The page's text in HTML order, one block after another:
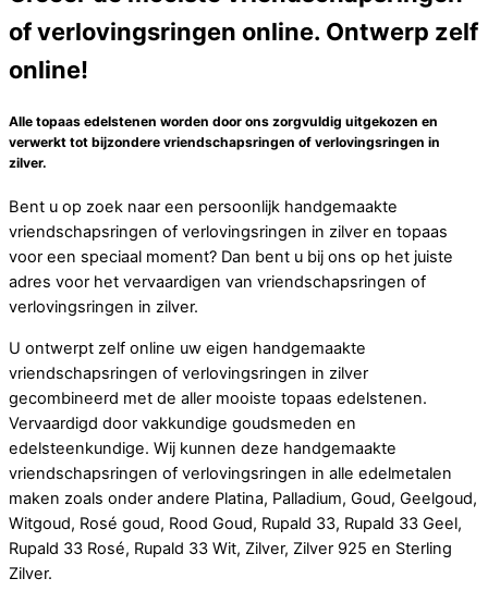
of verlovingsringen online. Ontwerp zelf
online!
Alle topaas edelstenen worden door ons zorgvuldig uitgekozen en
verwerkt tot bijzondere vriendschapsringen of verlovingsringen in
zilver.
Bent u op zoek naar een persoonlijk handgemaakte
vriendschapsringen of verlovingsringen in zilver en topaas
voor een speciaal moment? Dan bent u bij ons op het juiste
adres voor het vervaardigen van vriendschapsringen of
verlovingsringen in zilver.
U ontwerpt zelf online uw eigen handgemaakte
vriendschapsringen of verlovingsringen in zilver
gecombineerd met de aller mooiste topaas edelstenen.
Vervaardigd door vakkundige goudsmeden en
edelsteenkundige. Wij kunnen deze handgemaakte
vriendschapsringen of verlovingsringen in alle edelmetalen
maken zoals onder andere Platina, Palladium, Goud, Geelgoud,
Witgoud, Rosé goud, Rood Goud, Rupald 33, Rupald 33 Geel,
Rupald 33 Rosé, Rupald 33 Wit, Zilver, Zilver 925 en Sterling
Zilver.